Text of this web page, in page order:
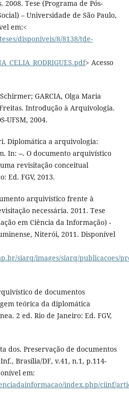
Tese (Programa de Pós-
– Universidade de São Paulo,
em:<
disponiveis/8/8138/tde-
> Acesso
GARCIA, Olga Maria
Introdução à Arquivologia.
UFSM, 2004.
Diplomática a arquivologia:
In: --. O documento arquivístico
revisitação conceitual
Ed. FGV, 2013.
arquivístico frente à
necessária. 2011. Tese
em Ciência da Informação) -
Niterói, 2011. Disponível
siarq/images/siarq/publicacoes/
de documentos
teórica da diplomática
2 ed. Rio de Janeiro: Ed. FGV,
dos. Preservação de documentos
Brasília/DF, v.41, n.1, p.114-
em:
index.php/ciinf/